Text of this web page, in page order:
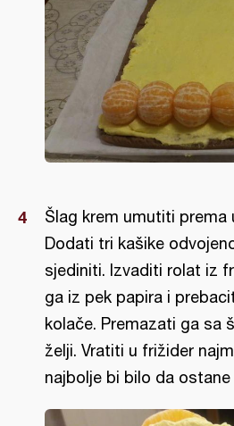
Šlag krem umutiti prema
Dodati tri kašike
sjediniti. Izvaditi rolat iz
ga iz pek papira i
kolače. Premazati ga sa
želji. Vratiti u frižider
najbolje bi bilo da